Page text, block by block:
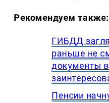
Рекомендуем также:
ГИБДД
раньше не
документы
Пенсии